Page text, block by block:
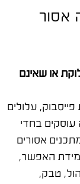
אסור
או שאינם
עלולים
עוסקים בחדי
אסורים
האפשר,
טבק,